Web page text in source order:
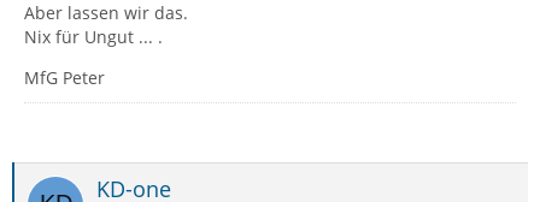
Aber lassen wir das.
Nix für Ungut ... .
MfG Peter
KD-one